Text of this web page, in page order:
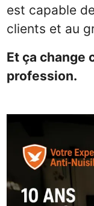
est capable
clients et au
Et ça change
profession.